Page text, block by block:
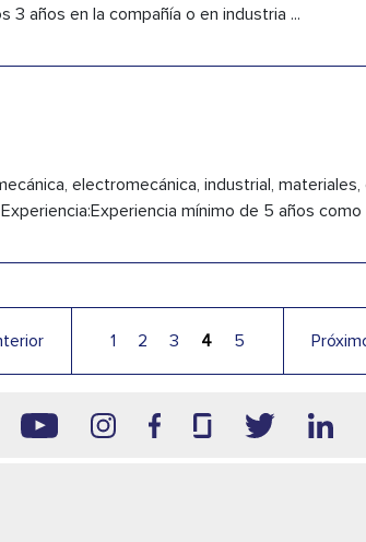
3 años en la compañía o en industria ...
electromecánica, industrial, materiales,
mínimo de 5 años como
1 2 3 4 5